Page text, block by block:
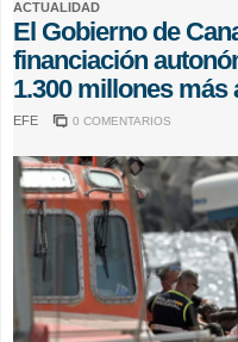
ACTUALIDAD
El Gobierno de
financiación
1.300 millones más
EFE 0 COMENTARIOS